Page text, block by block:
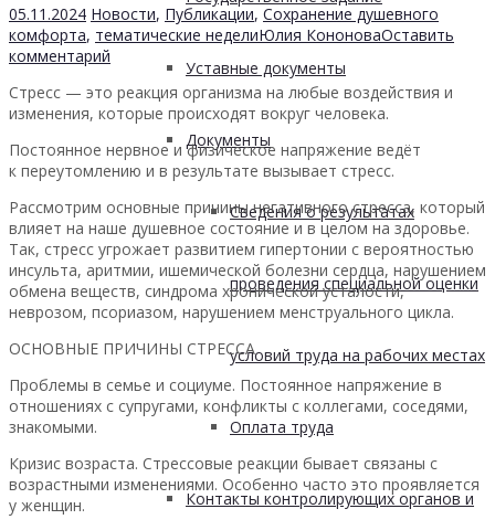
Уставные документы
Документы
Сведения о результатах
проведения специальной оценки
условий труда на рабочих местах
Оплата труда
Контакты контролирующих органов и
05.11.2024 Новости, Публикации, Сохранение душевного
комфорта, тематические неделиЮлия КононоваОставить
комментарий
Стресс — это реакция организма на любые воздействия и
изменения, которые происходят вокруг человека.
Постоянное нервное и физическое напряжение ведёт
к переутомлению и в результате вызывает стресс.
Рассмотрим основные причины негативного стресса, который
влияет на наше душевное состояние и в целом на здоровье.
Так, стресс угрожает развитием гипертонии с вероятностью
инсульта, аритмии, ишемической болезни сердца, нарушением
обмена веществ, синдрома хронической усталости,
неврозом, псориазом, нарушением менструального цикла.
ОСНОВНЫЕ ПРИЧИНЫ СТРЕССА
Проблемы в семье и социуме. Постоянное напряжение в
отношениях с супругами, конфликты с коллегами, соседями,
знакомыми.
Кризис возраста. Стрессовые реакции бывает связаны с
возрастными изменениями. Особенно часто это проявляется
у женщин.